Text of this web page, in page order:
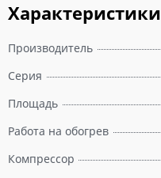
Характеристики
Производитель
Серия
Площадь
Работа на обогрев
Компрессор